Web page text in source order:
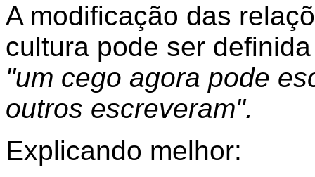
A modificação das
cultura pode ser
"um cego agora pode
outros escreveram".
Explicando melhor: